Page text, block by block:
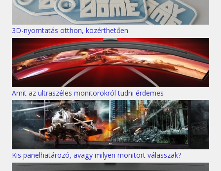
3D-nyomtatás otthon, közérthetően
Amit az ultraszéles monitorokról tudni érdemes
Kis panelhatározó, avagy milyen monitort válasszak?